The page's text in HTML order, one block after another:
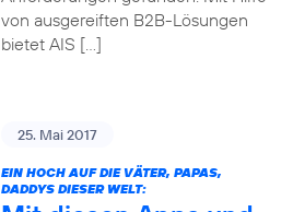
von ausgereiften B2B-Lösungen
bietet AIS […]
25. Mai 2017
EIN HOCH AUF DIE VÄTER, PAPAS,
DADDYS DIESER WELT: